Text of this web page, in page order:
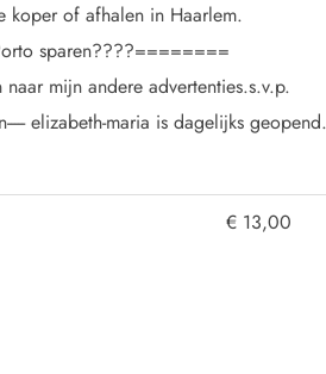
€ 13,00
koper of afhalen in Haarlem.
sparen????========
mijn andere advertenties.s.v.p.
elizabeth-maria is dagelijks geopend.